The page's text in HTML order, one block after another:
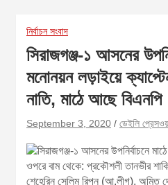
নির্বাচন সংবাদ
সিরাজগঞ্জ-১ আসনের
মনোনয়ন লড়াইয়ে
নাতি, মাঠে আছে বিএনপি
September 3, 2020 ডেইলি